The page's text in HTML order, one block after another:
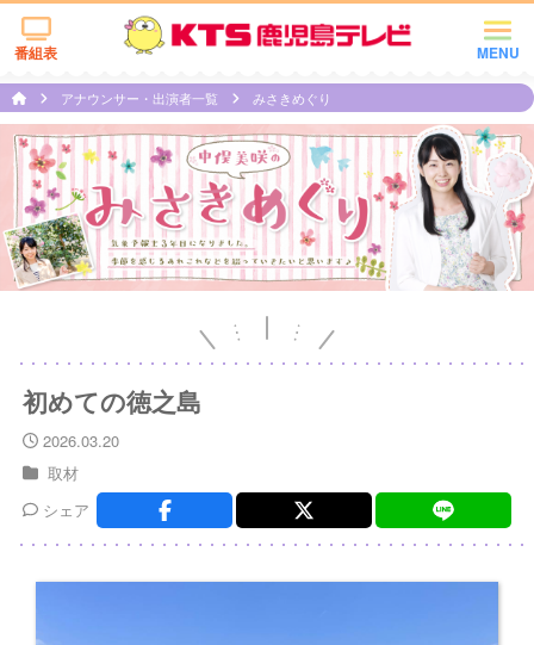
MENU
番組表
アナウンサー・出演者一覧 みさきめぐり
初めての徳之島
2026.03.20
取材
シェア